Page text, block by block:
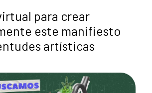
para crear
este manifiesto
artísticas